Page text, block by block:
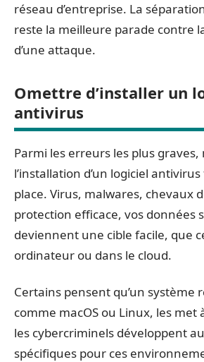
réseau d’entreprise. La
reste la meilleure parade contre
d’une attaque.
Omettre d’installer un
antivirus
Parmi les erreurs les plus
l’installation d’un logiciel
place. Virus, malwares, chevaux
protection efficace, vos données
deviennent une cible facile, que
ordinateur ou dans le cloud.
Certains pensent qu’un système
comme macOS ou Linux, les met
les cybercriminels développent
spécifiques pour ces